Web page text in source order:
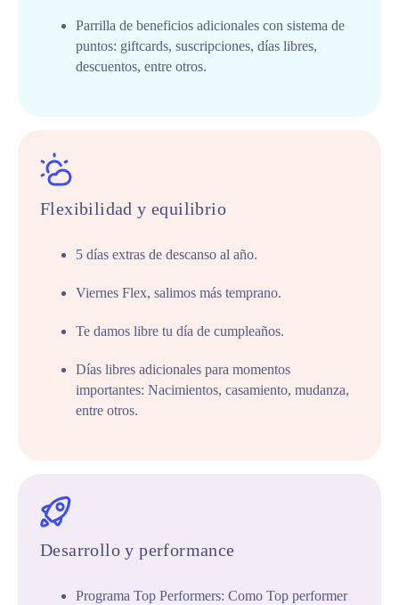
Parrilla de beneficios adicionales con sistema de
puntos: giftcards, suscripciones, días libres,
descuentos, entre otros.
Flexibilidad y equilibrio
5 días extras de descanso al año.
Viernes Flex, salimos más temprano.
Te damos libre tu día de cumpleaños.
Días libres adicionales para momentos
importantes: Nacimientos, casamiento, mudanza,
entre otros.
Desarrollo y performance
Programa Top Performers: Como Top performer